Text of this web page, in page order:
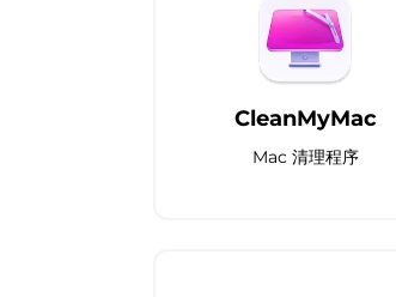
CleanMyMac
Mac 清理程序